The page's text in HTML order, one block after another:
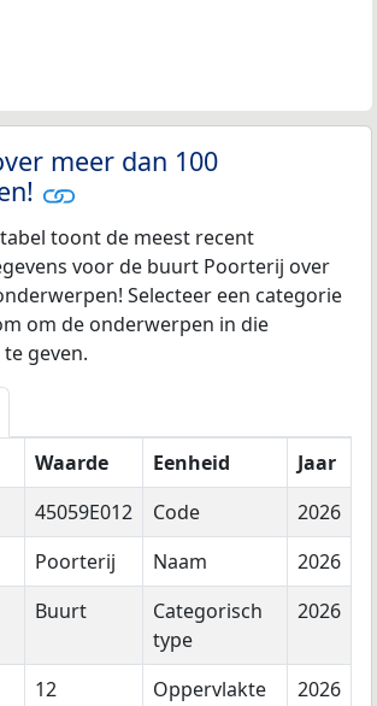
meer dan 100
toont de meest recent
voor de buurt Poorterij over
Selecteer een categorie
om de onderwerpen in die
geven.
Waarde Eenheid
Jaar
45059E012 Code
2026
Poorterij Naam
2026
Buurt
Categorisch
type
2026
12
Oppervlakte
2026